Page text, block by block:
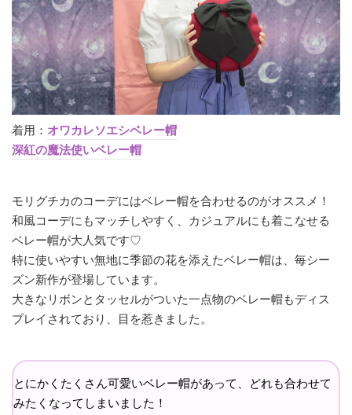
着用： オワカレソエシベレー帽
深紅の魔法使いベレー帽
モリグチカのコーデにはベレー帽を合わせるのがオススメ！
和風コーデにもマッチしやすく、カジュアルにも着こなせる
ベレー帽が大人気です♡
特に使いやすい無地に季節の花を添えたベレー帽は、毎シー
ズン新作が登場しています。
大きなリボンとタッセルがついた一点物のベレー帽もディス
プレイされており、目を惹きました。
とにかくたくさん可愛いベレー帽があって、どれも合わせて
みたくなってしまいました！